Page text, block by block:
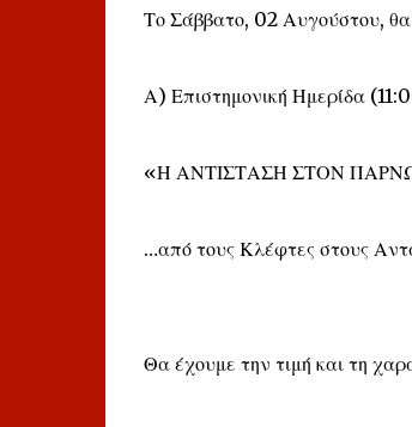
Το Σάββατο, 02 Αυγούστου,
Α) Επιστημονική Ημερίδα
«Η ΑΝΤΙΣΤΑΣΗ ΣΤΟΝ
…από τους Κλέφτες στους
Θα έχουμε την τιμή και τη